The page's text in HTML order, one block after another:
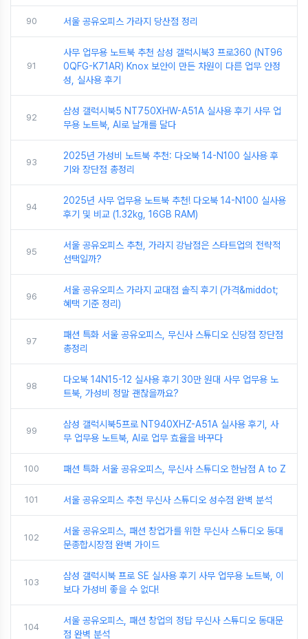
90 서울 공유오피스 가라지 당산점 정리
91
사무 업무용 노트북 추천 삼성 갤럭시북3 프로360 (NT96
0QFG-K71AR) Knox 보안이 만든 차원이 다른 업무 안정
성, 실사용 후기
92
삼성 갤럭시북5 NT750XHW-A51A 실사용 후기 사무 업
무용 노트북, AI로 날개를 달다
93
2025년 가성비 노트북 추천: 다오북 14-N100 실사용 후
기와 장단점 총정리
94
2025년 사무 업무용 노트북 추천! 다오북 14-N100 실사용
후기 및 비교 (1.32kg, 16GB RAM)
95
서울 공유오피스 추천, 가라지 강남점은 스타트업의 전략적
선택일까?
96
서울 공유오피스 가라지 교대점 솔직 후기 (가격&middot;
혜택 기준 정리)
97
패션 특화 서울 공유오피스, 무신사 스튜디오 신당점 장단점
총정리
98
다오북 14N15-12 실사용 후기 30만 원대 사무 업무용 노
트북, 가성비 정말 괜찮을까요?
99
삼성 갤럭시북5프로 NT940XHZ-A51A 실사용 후기, 사
무 업무용 노트북, AI로 업무 효율을 바꾸다
100 패션 특화 서울 공유오피스, 무신사 스튜디오 한남점 A to Z
101 서울 공유오피스 추천 무신사 스튜디오 성수점 완벽 분석
102
서울 공유오피스, 패션 창업가를 위한 무신사 스튜디오 동대
문종합시장점 완벽 가이드
103
삼성 갤럭시북 프로 SE 실사용 후기 사무 업무용 노트북, 이
보다 가성비 좋을 수 없다!
104
서울 공유오피스, 패션 창업의 정답 무신사 스튜디오 동대문
점 완벽 분석